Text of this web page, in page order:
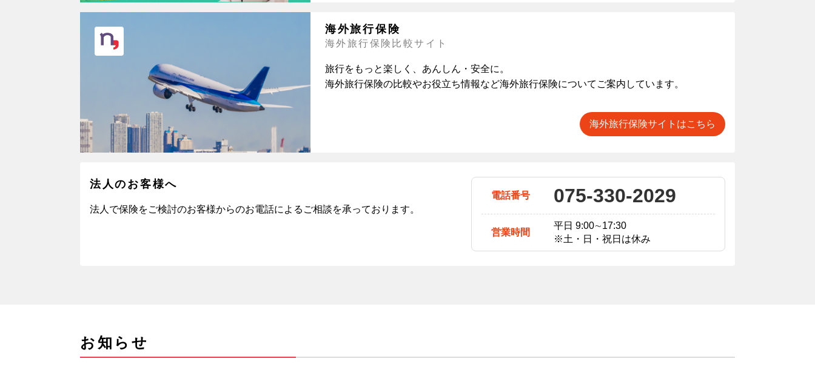
海外旅行保険
海外旅行保険比較サイト
旅行をもっと楽しく、あんしん・安全に。
海外旅行保険の比較やお役立ち情報など海外旅行保険についてご案内しています。
海外旅行保険サイトはこちら
法人のお客様へ
法人で保険をご検討のお客様からのお電話によるご相談を承っております。
電話番号 075-330-2029
営業時間
平日 9:00∼17:30
※土・日・祝日は休み
お知らせ